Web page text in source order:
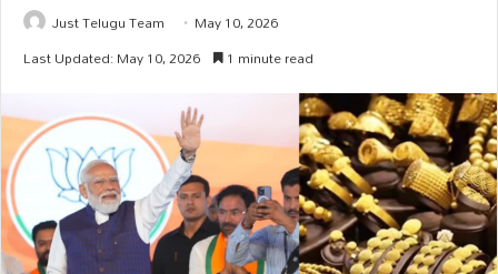
Just Telugu Team
May 10, 2026
Last Updated: May 10, 2026
1 minute read